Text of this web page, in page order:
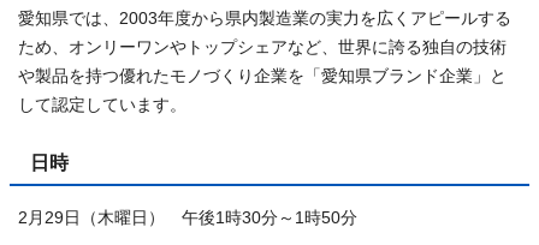
愛知県では、2003年度から県内製造業の実力を広くアピールする
ため、オンリーワンやトップシェアなど、世界に誇る独自の技術
や製品を持つ優れたモノづくり企業を「愛知県ブランド企業」と
して認定しています。
日時
2月29日（木曜日） 午後1時30分～1時50分